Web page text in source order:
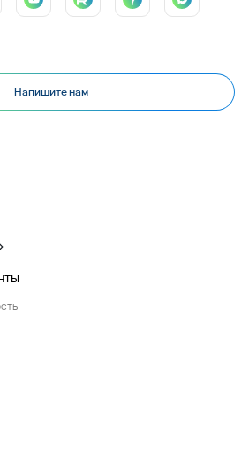
Напишите нам